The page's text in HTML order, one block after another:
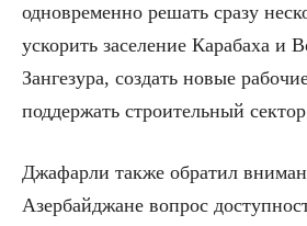
одновременно решать сразу
ускорить заселение Карабаха и
Зангезура, создать новые
поддержать строительный
Джафарли также обратил
Азербайджане вопрос